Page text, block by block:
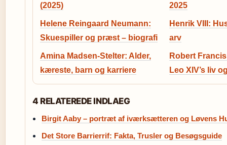
(2025)
2025
Helene Reingaard Neumann:
Skuespiller og præst – biografi
Henrik VIII:
arv
Amina Madsen-Stelter: Alder,
kæreste, barn og karriere
Robert
Leo XIV’s liv
4 RELATEREDE INDLAEG
Birgit Aaby – portræt af iværksætteren og Løvens
Det Store Barrierrif: Fakta, Trusler og Besøgsguide